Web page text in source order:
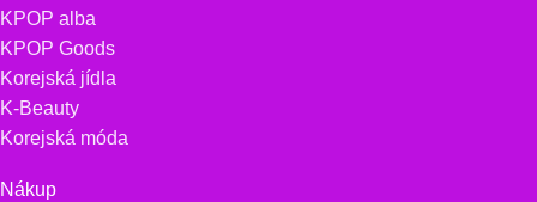
KPOP alba
KPOP Goods
Korejská jídla
K-Beauty
Korejská móda
Nákup